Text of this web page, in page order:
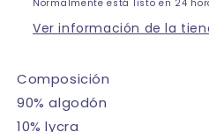
Normalmente está listo en 24
Ver información de la
Composición
90% algodón
10% lycra